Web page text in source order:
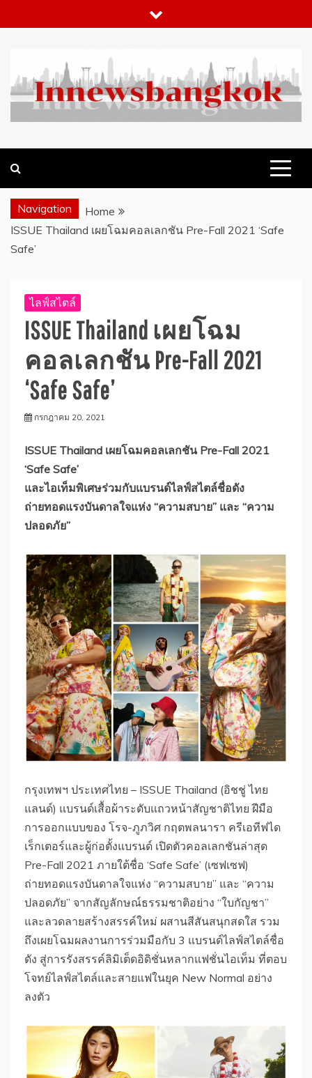
to
Navigation
Home
ISSUE Thailand เผยโฉมคอลเลกชัน Pre-Fall 2021 ‘Safe
Safe’
ไลฟ์สไตล์
ISSUE Thailand เผยโฉม
คอลเลกชัน Pre-Fall 2021
‘Safe Safe’
กรกฎาคม 20, 2021
ISSUE Thailand เผยโฉมคอลเลกชัน Pre-Fall 2021
‘Safe Safe’
และไอเท็มพิเศษร่วมกับแบรนด์ไลฟ์สไตล์ชื่อดัง
ถ่ายทอดแรงบันดาลใจแห่ง “ความสบาย” และ “ความ
ปลอดภัย”
กรุงเทพฯ ประเทศไทย – ISSUE Thailand (อิชชู่ ไทย
แลนด์) แบรนด์เสื้อผ้าระดับแถวหน้าสัญชาติไทย ฝีมือ
การออกแบบของ โรจ-ภูภวิศ กฤตพลนารา ครีเอทีฟได
เร็กเตอร์และผู้ก่อตั้งแบรนด์ เปิดตัวคอลเลกชันล่าสุด
Pre-Fall 2021 ภายใต้ชื่อ ‘Safe Safe’ (เซฟเซฟ)
ถ่ายทอดแรงบันดาลใจแห่ง “ความสบาย” และ “ความ
ปลอดภัย” จากสัญลักษณ์ธรรมชาติอย่าง “ใบกัญชา”
และลวดลายสร้างสรรค์ใหม่ ผสานสีสันสนุกสดใส รวม
ถึงเผยโฉมผลงานการร่วมมือกับ 3 แบรนด์ไลฟ์สไตล์ชื่อ
ดัง สู่การรังสรรค์ลิมิเต็ดอิดิชั่นหลากแฟชั่นไอเท็ม ที่ตอบ
โจทย์ไลฟ์สไตล์และสายแฟในยุค New Normal อย่าง
ลงตัว